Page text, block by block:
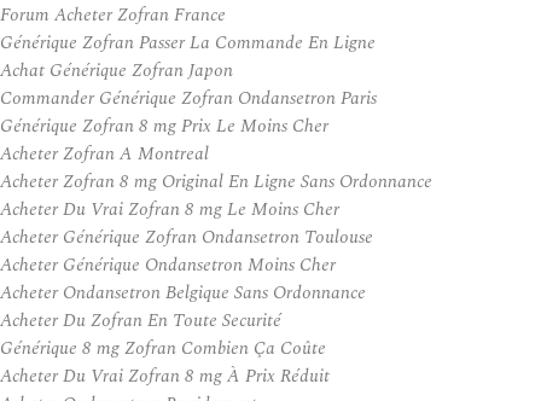
Forum Acheter Zofran France
Générique Zofran Passer La Commande En Ligne
Achat Générique Zofran Japon
Commander Générique Zofran Ondansetron Paris
Générique Zofran 8 mg Prix Le Moins Cher
Acheter Zofran A Montreal
Acheter Zofran 8 mg Original En Ligne Sans Ordonnance
Acheter Du Vrai Zofran 8 mg Le Moins Cher
Acheter Générique Zofran Ondansetron Toulouse
Acheter Générique Ondansetron Moins Cher
Acheter Ondansetron Belgique Sans Ordonnance
Acheter Du Zofran En Toute Securité
Générique 8 mg Zofran Combien Ça Coûte
Acheter Du Vrai Zofran 8 mg À Prix Réduit